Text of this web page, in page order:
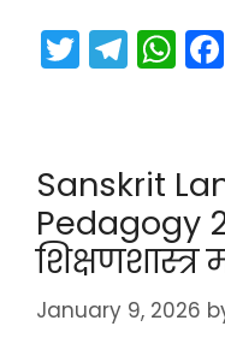
T
w
er
T
el
gr
a
m
W
h
ts
A
p
p
Sanskrit
Pedagogy
January 9, 2026